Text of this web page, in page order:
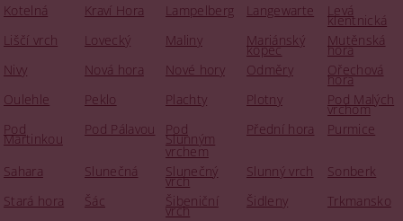
Kotelná
Kraví Hora Lampelberg Langewarte Levá
klentnická
Liščí vrch
Lovecký Maliny Mariánský
kopec
Mutěnská
hora
Nivy
Nová hora Nové hory Odměry Ořechová
hora
Oulehle
Peklo Plachty Plotny Pod Malých
vrchom
Pod
Martinkou
Pod Pálavou Pod
Slunným
vrchem
Přední hora Purmice
Sahara Slunečná Slunečný
vrch
Slunný vrch
Sonberk
Stará hora
Šác Šibeniční
vrch
Šidleny
Trkmansko